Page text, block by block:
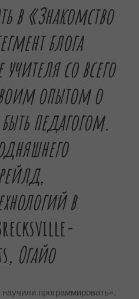
в «Знакомство
блога
со всего
опытом о
педагогом.
,
в
, Огайо
программировать».